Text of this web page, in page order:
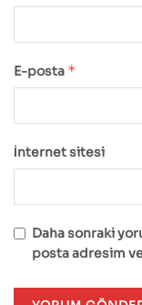
E-posta *
İnternet sitesi
Daha sonraki
posta adresim